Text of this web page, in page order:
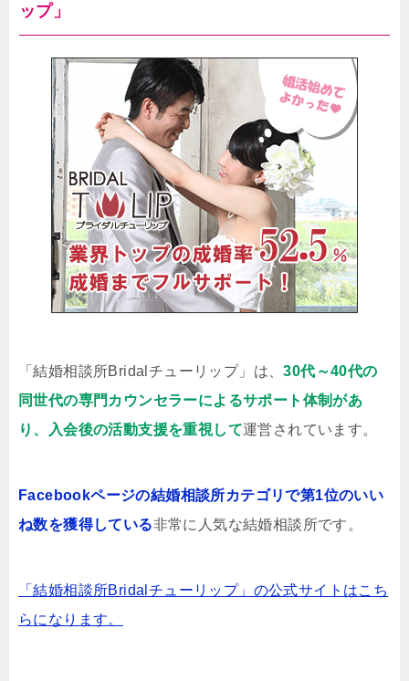
ップ」
「結婚相談所Bridalチューリップ」は、30代～40代の
同世代の専門カウンセラーによるサポート体制があ
り、入会後の活動支援を重視して運営されています。
Facebookページの結婚相談所カテゴリで第1位のいい
ね数を獲得している非常に人気な結婚相談所です。
「結婚相談所Bridalチューリップ」の公式サイトはこち
らになります。